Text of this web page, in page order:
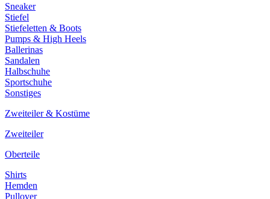
Sneaker
Stiefel
Stiefeletten & Boots
Pumps & High Heels
Ballerinas
Sandalen
Halbschuhe
Sportschuhe
Sonstiges
Zweiteiler & Kostüme
Zweiteiler
Oberteile
Shirts
Hemden
Pullover